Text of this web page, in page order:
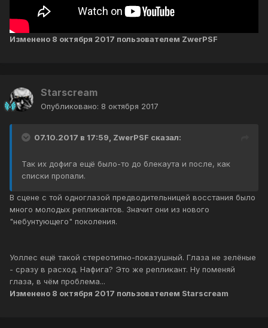
Изменено 8 октября 2017 пользователем ZwerPSF
Starscream
Опубликовано: 8 октября 2017
07.10.2017 в 17:59, ZwerPSF сказал:
Так их дофига ещё было-то до блекаута и после, как
списки пропали.
В сцене с той одноглазой предводительницей восстания было
много молодых репликантов. Значит они из нового
"небунтующего" поколения.
Уоллес ещё такой стереотипно-показушный. Глаза не зелёные
- сразу в расход. Нафига? Это же репликант. Ну поменяй
глаза, в чём проблема...
Изменено 8 октября 2017 пользователем Starscream